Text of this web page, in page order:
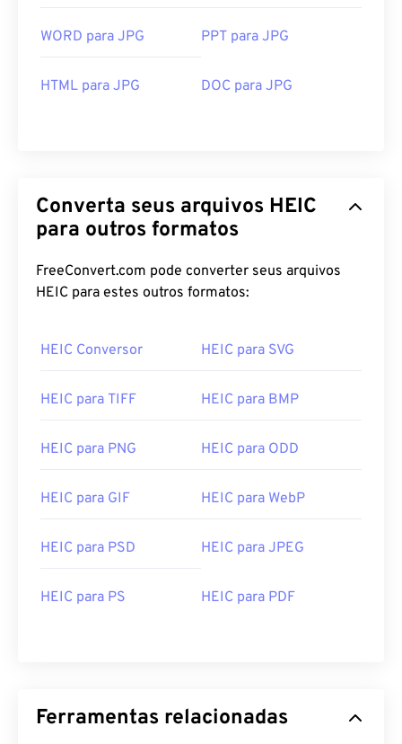
WORD para JPG PPT para JPG
HTML para JPG DOC para JPG
Converta seus arquivos HEIC
para outros formatos
FreeConvert.com pode converter seus arquivos
HEIC para estes outros formatos:
HEIC Conversor HEIC para SVG
HEIC para TIFF HEIC para BMP
HEIC para PNG HEIC para ODD
HEIC para GIF HEIC para WebP
HEIC para PSD HEIC para JPEG
HEIC para PS HEIC para PDF
Ferramentas relacionadas